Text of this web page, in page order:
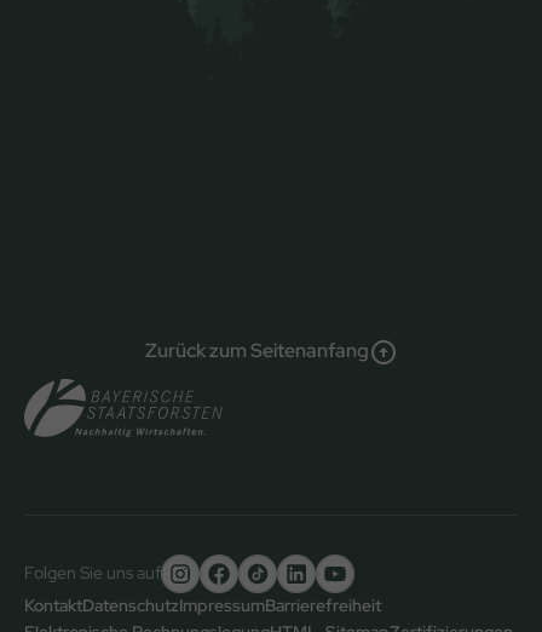
Zurück zum Seitenanfang
Folgen Sie uns auf
Untere
KontaktDatenschutzImpressumBarrierefreiheit